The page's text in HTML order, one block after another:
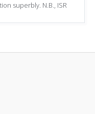
superbly. N.B., ISR